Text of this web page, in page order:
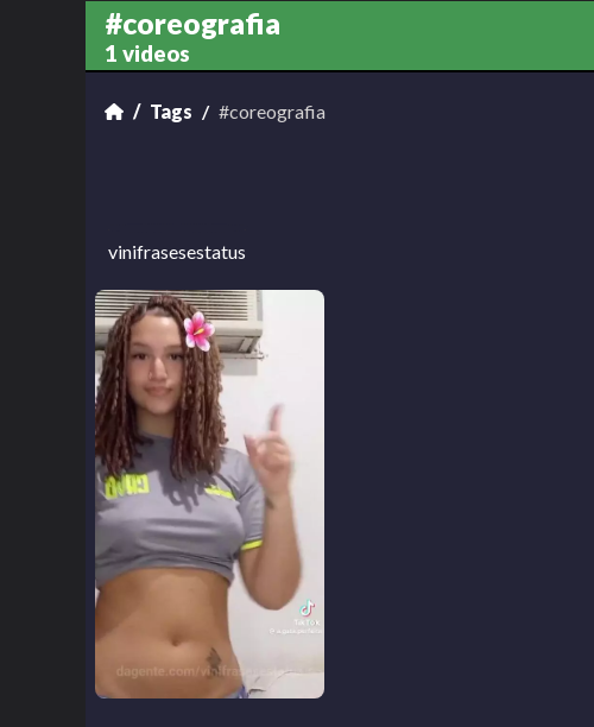
#coreografia
1 videos
Tags #coreografia
vinifrasesestatus